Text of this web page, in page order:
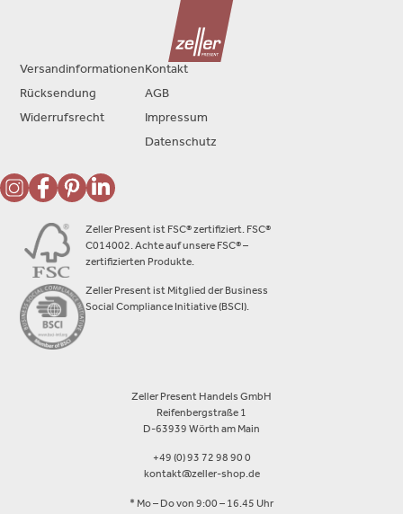
Zeller Present ist FSC® zertifiziert. FSC®
C014002. Achte auf unsere FSC® –
zertifizierten Produkte.
Zeller Present ist Mitglied der Business
Social Compliance Initiative (BSCI).
Zeller Present Handels GmbH
Reifenbergstraße 1
D-63939 Wörth am Main
+49 (0) 93 72 98 90 0
kontakt@zeller-shop.de
* Mo – Do von 9:00 – 16.45 Uhr
Versandinformationen
Rücksendung
Widerrufsrecht
Kontakt
AGB
Impressum
Datenschutz